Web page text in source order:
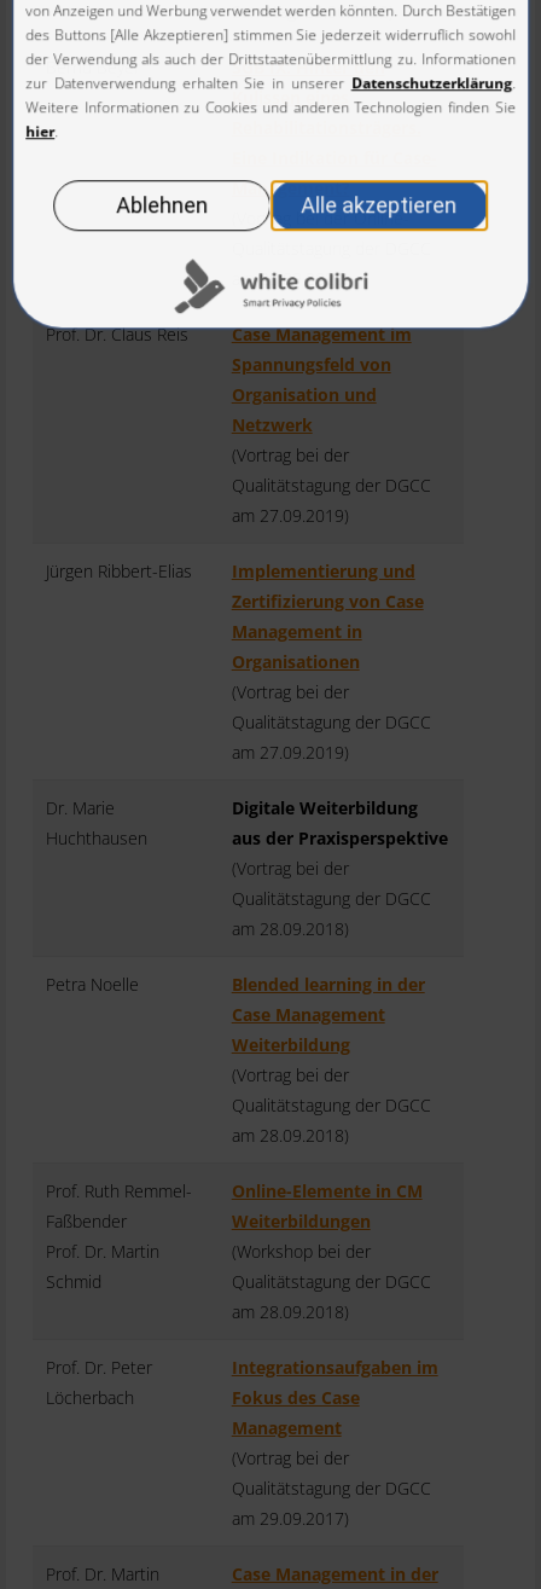
Samstag, 25.06.2022)
Bernd Beyer
SGB IX: Hinter den
Kulissen eines
Management?
(Vortrag bei der Online-
am 25.09.2020)
Prof. Dr. Claus Reis
Case Management im
Spannungsfeld von
Organisation und
Netzwerk
(Vortrag bei der
Qualitätstagung der DGCC
am 27.09.2019)
Jürgen Ribbert-Elias
Implementierung und
Zertifizierung von Case
Management in
Organisationen
(Vortrag bei der
Qualitätstagung der DGCC
am 27.09.2019)
Dr. Marie
Huchthausen
Digitale Weiterbildung
aus der Praxisperspektive
(Vortrag bei der
Qualitätstagung der DGCC
am 28.09.2018)
Petra Noelle
Blended learning in der
Case Management
Weiterbildung
(Vortrag bei der
Qualitätstagung der DGCC
am 28.09.2018)
Prof. Ruth Remmel-
Faßbender
Prof. Dr. Martin
Schmid
Online-Elemente in CM
Weiterbildungen
(Workshop bei der
Qualitätstagung der DGCC
am 28.09.2018)
Prof. Dr. Peter
Löcherbach
Integrationsaufgaben im
Fokus des Case
Management
(Vortrag bei der
Qualitätstagung der DGCC
am 29.09.2017)
Prof. Dr. Martin
Case Management in der